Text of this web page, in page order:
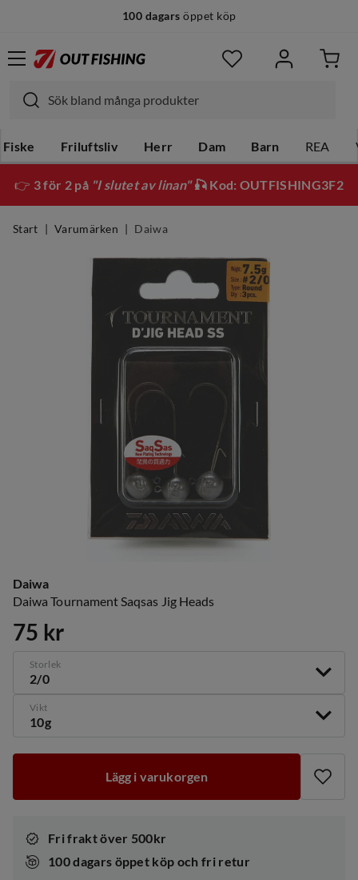
100 dagars öppet köp
Fiske Friluftsliv Herr Dam Barn REA
👉 3 för 2 på "I slutet av linan"🎣 Kod: OUTFISHING3F2
Start Varumärken Daiwa
Daiwa
Daiwa Tournament Saqsas Jig Heads
price
75 kr
Storlek
2/0
Vikt
10g
Lägg i varukorgen
Fri frakt över 500kr
100 dagars öppet köp och fri retur